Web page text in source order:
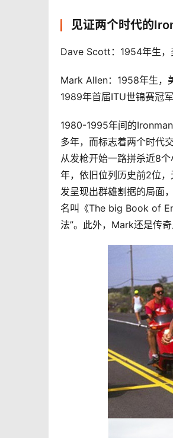
见证两个时代的
Dave Scott：1954年生，
Mark Allen：1958年生，
1989年首届ITU世锦赛冠军
1980-1995年间的
多年，而标志着两个时代
从发枪开始一路拼杀近8
年，依旧位列历史前2位
发呈现出群雄割据的局面
名叫《The big Book of
法”。此外，Mark还是传